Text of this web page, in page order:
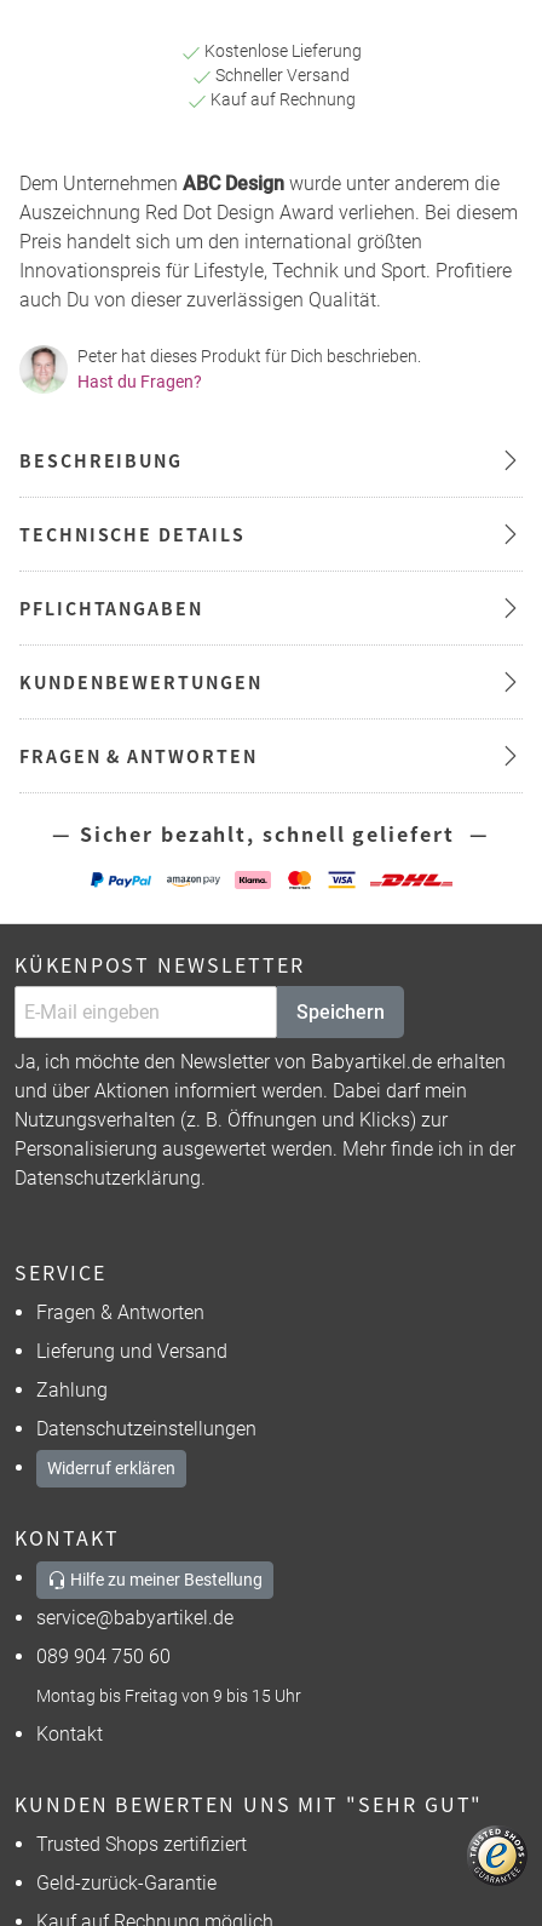
Kostenlose Lieferung
Schneller Versand
Kauf auf Rechnung
Dem Unternehmen ABC Design wurde unter anderem die
Auszeichnung Red Dot Design Award verliehen. Bei diesem
Preis handelt sich um den international größten
Innovationspreis für Lifestyle, Technik und Sport. Profitiere
auch Du von dieser zuverlässigen Qualität.
Peter hat dieses Produkt für Dich beschrieben.
Hast du Fragen?
BESCHREIBUNG
TECHNISCHE DETAILS
PFLICHTANGABEN
KUNDENBEWERTUNGEN
FRAGEN & ANTWORTEN
— Sicher bezahlt, schnell geliefert —
KÜKENPOST NEWSLETTER
Speichern
Ja, ich möchte den Newsletter von Babyartikel.de erhalten
und über Aktionen informiert werden. Dabei darf mein
Nutzungsverhalten (z. B. Öffnungen und Klicks) zur
Personalisierung ausgewertet werden. Mehr finde ich in der
Datenschutzerklärung.
SERVICE
Fragen & Antworten
Lieferung und Versand
Zahlung
Datenschutzeinstellungen
Widerruf erklären
KONTAKT
Hilfe zu meiner Bestellung
service@babyartikel.de
089 904 750 60
Montag bis Freitag von 9 bis 15 Uhr
Kontakt
KUNDEN BEWERTEN UNS MIT "SEHR GUT"
Trusted Shops zertifiziert
Geld-zurück-Garantie
Kauf auf Rechnung möglich